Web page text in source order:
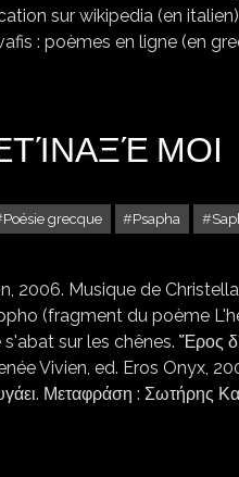
sur wikipedia (en
: poèmes en ligne (en
ἘΤΊΝΑΞΈ ΜΟΙ
Poésie grecque Psapha
2006. Musique de
(fragment du poème
sur les chênes. Ἔρος δ’
Vivien, ed. Eros Onyx,
Μεταφράση : Σωτήρης